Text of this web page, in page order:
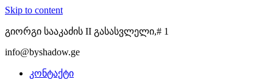
Skip to content
გიორგი სააკაძის II გასასვლელი,# 1
info@byshadow.ge
კონტაქტი